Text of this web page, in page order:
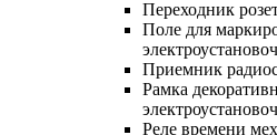
Переходник
Поле для
Приемник
Рамка
Реле времени